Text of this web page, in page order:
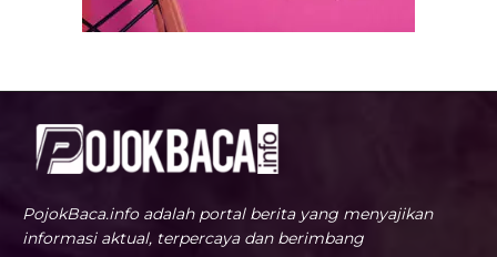
PojokBaca.info adalah portal berita yang menyajikan
informasi aktual, terpercaya dan berimbang